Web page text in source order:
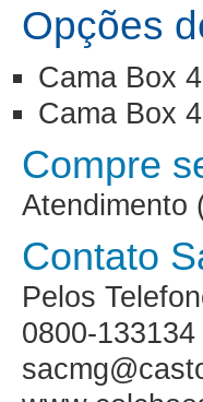
Opções
Cama Box
Cama Box
Compre
Atendimento
Contato
Pelos
0800-